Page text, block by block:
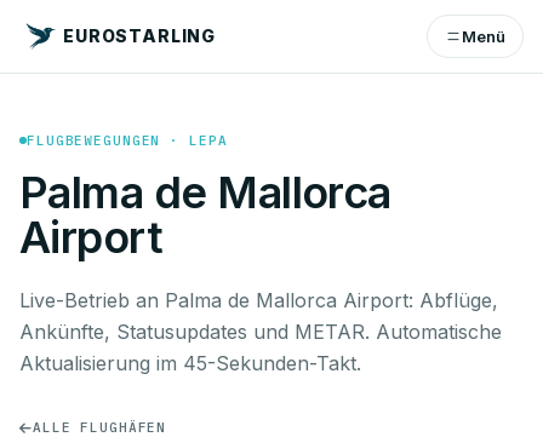
EUROSTARLING Menü
FLUGBEWEGUNGEN · LEPA
Palma de Mallorca
Airport
Live-Betrieb an Palma de Mallorca Airport: Abflüge,
Ankünfte, Statusupdates und METAR. Automatische
Aktualisierung im 45-Sekunden-Takt.
ALLE FLUGHÄFEN